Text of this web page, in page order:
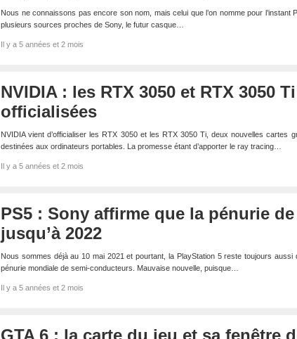
Nous ne connaissons pas encore son nom, mais celui que l’on nomme pour l’instant
plusieurs sources proches de Sony, le futur casque…
Il y a 5 années et 2 mois
NVIDIA : les RTX 3050 et RTX 3050
officialisées
NVIDIA vient d’officialiser les RTX 3050 et les RTX 3050 Ti, deux nouvelles cartes
destinées aux ordinateurs portables. La promesse étant d’apporter le ray tracing…
Il y a 5 années et 2 mois
PS5 : Sony affirme que la pénurie
jusqu’à 2022
Nous sommes déjà au 10 mai 2021 et pourtant, la PlayStation 5 reste toujours
pénurie mondiale de semi-conducteurs. Mauvaise nouvelle, puisque…
Il y a 5 années et 2 mois
GTA 6 : la carte du jeu et sa fenêtre